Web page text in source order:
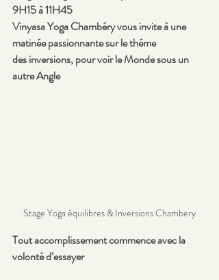
9H15 à 11H45
Vinyasa Yoga Chambéry vous invite à une
matinée passionnante sur le théme
des inversions, pour voir le Monde sous un
autre Angle
Stage Yoga équilibres & Inversions Chambery
Tout accomplissement commence avec la
volonté d’essayer